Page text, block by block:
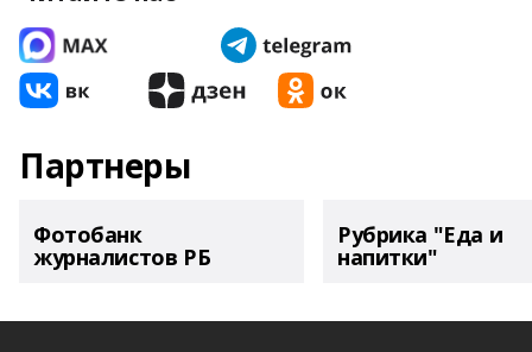
Партнеры
Фотобанк
журналистов РБ
Рубрика "Еда и
напитки"